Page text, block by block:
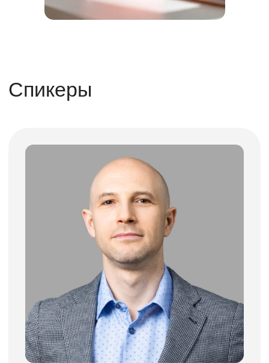
Ксения Сидорова
основатель и владелец
агентства по открытию
и сопровождению клиник,
бизнес-консультант,
медицинский маркетолог
сопредседатель комитета
по маркетингу и рекламе в НАУЗ
независимый директор, член НАКД,
Международный мастер MBA
клиник: 90+ клиник из 45 городов